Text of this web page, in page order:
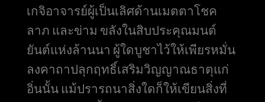
เกจิอาจารย์ผู้เป็นเลิศด้านเมตตาโชค
ลาภ และข่าม ขลังในสิบประคุณมนต์
ยันต์แห่งล้านนา ผู้ใดบูชาไว้ให้เพียรหมั่น
ลงคาถาปลุกฤทธิ์เสริมวิญญาณธาตุแก่
อิ่นนั้น แม้ปรารถนาสิ่งใดก็ให้เขียนสิ่งที่